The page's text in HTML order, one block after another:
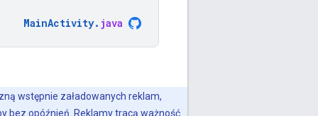
MainActivity. java
wstępnie załadowanych reklam,
bez opóźnień. Reklamy tracą ważność